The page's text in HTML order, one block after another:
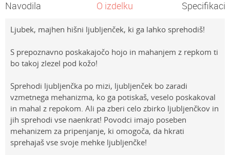
Navodila O izdelku
Ljubek, majhen hišni ljubljenček, ki ga lahko sprehodiš!
S prepoznavno poskakajočo hojo in mahanjem z repkom ti
bo takoj zlezel pod kožo!
Sprehodi ljubljenčka po mizi, ljubljenček bo zaradi
vzmetnega mehanizma, ko ga potiskaš, veselo poskakoval
in mahal z repokom. Ali pa zberi celo zbirko ljubljenčkov in
jih sprehodi vse naenkrat! Povodci imajo poseben
mehanizem za pripenjanje, ki omogoča, da hkrati
sprehajaš vse svoje mehke ljubljenčke!